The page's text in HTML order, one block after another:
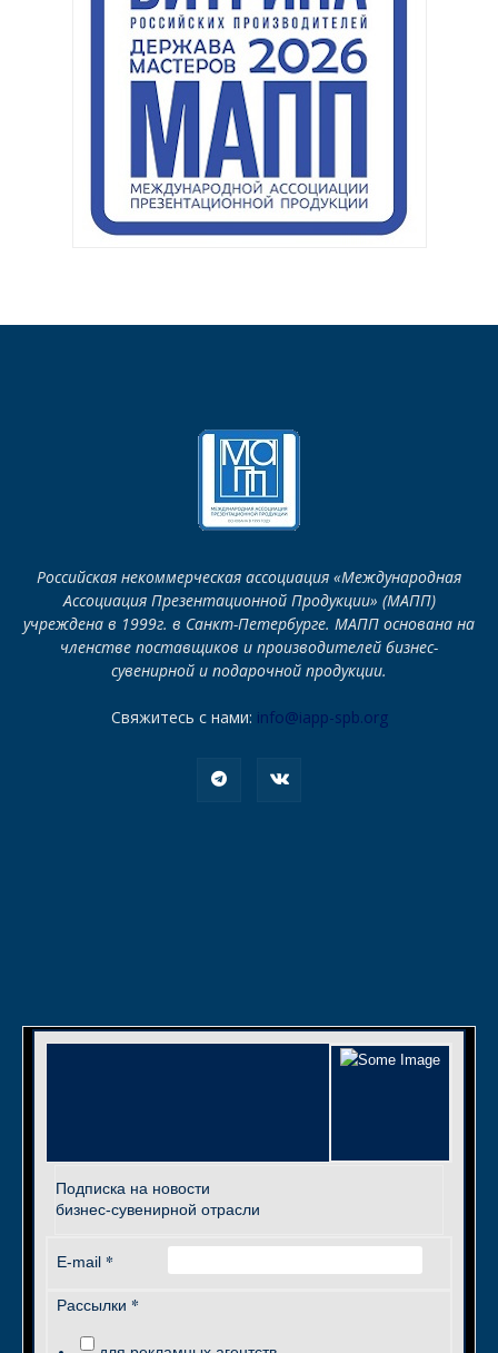
Российская некоммерческая ассоциация «Международная
Ассоциация Презентационной Продукции» (МАПП)
учреждена в 1999г. в Санкт-Петербурге. МАПП основана на
членстве поставщиков и производителей бизнес-
сувенирной и подарочной продукции.
Свяжитесь с нами: info@iapp-spb.org
Подписка на новости
бизнес-сувенирной отрасли
E-mail *
Рассылки *